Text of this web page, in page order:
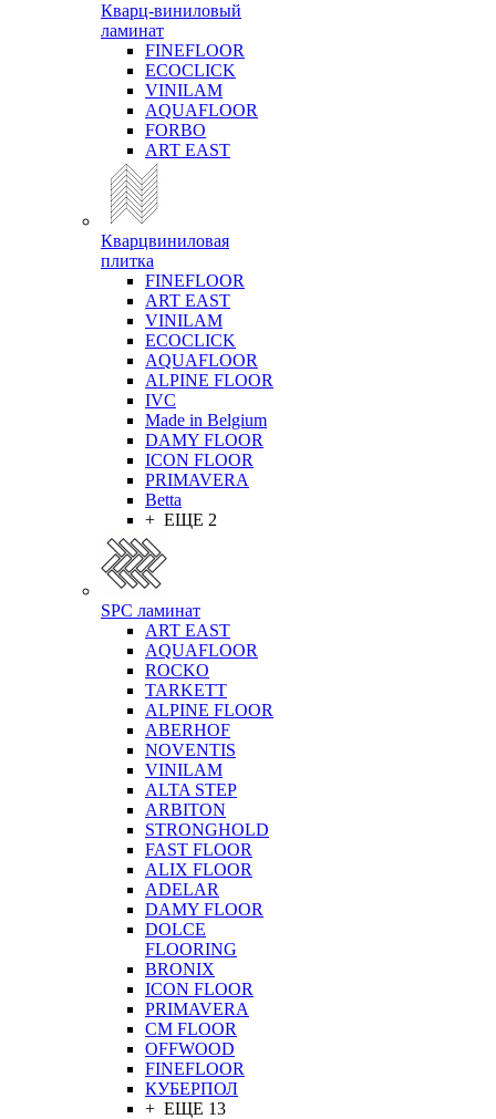
Кварц-виниловый
ламинат
FINEFLOOR
ECOCLICK
VINILAM
AQUAFLOOR
FORBO
ART EAST
Кварцвиниловая
плитка
FINEFLOOR
ART EAST
VINILAM
ECOCLICK
AQUAFLOOR
ALPINE FLOOR
IVC
Made in Belgium
DAMY FLOOR
ICON FLOOR
PRIMAVERA
Betta
+ ЕЩЕ 2
SPC ламинат
ART EAST
AQUAFLOOR
ROCKO
TARKETT
ALPINE FLOOR
ABERHOF
NOVENTIS
VINILAM
ALTA STEP
ARBITON
STRONGHOLD
FAST FLOOR
ALIX FLOOR
ADELAR
DAMY FLOOR
DOLCE
FLOORING
BRONIX
ICON FLOOR
PRIMAVERA
CM FLOOR
OFFWOOD
FINEFLOOR
КУБЕРПОЛ
+ ЕЩЕ 13